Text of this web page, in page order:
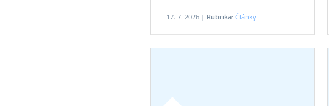
17. 7. 2026 | Rubrika: Články